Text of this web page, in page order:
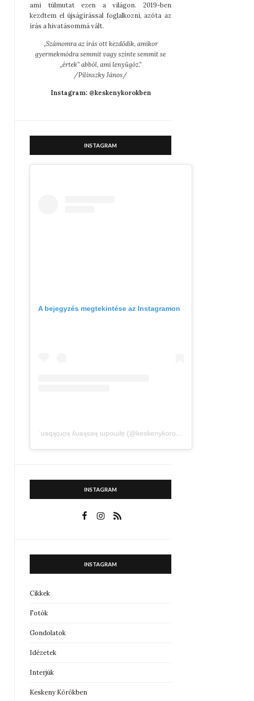
ami túlmutat ezen a világon. 2019-ben
kezdtem el újságírással foglalkozni, azóta az
írás a hivatásommá vált.
„Számomra az írás ott kezdődik, amikor
gyermekmódra semmit vagy szinte semmit se
„értek” abból, ami lenyűgöz.”
/Pilinszky János/
Instagram: @keskenykorokben
INSTAGRAM
A bejegyzés megtekintése az Instagramon
˙uǝqʞo̤ɹo̤ʞ ʎuǝʞsǝʞ ıupoɯlɐ̗ (@keskenykorokben) által megosztott bejegyzés
INSTAGRAM
INSTAGRAM
Cikkek
Fotók
Gondolatok
Idézetek
Interjúk
Keskeny Körökben